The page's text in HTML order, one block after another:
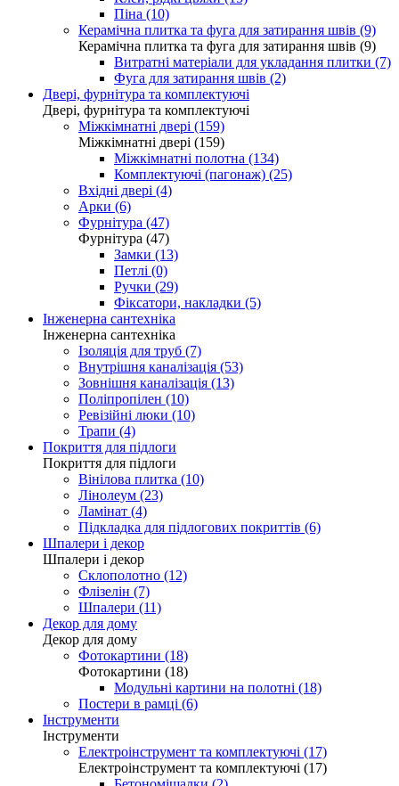
Піна (10)
Керамічна плитка та фуга для затирання швів (9)
Керамічна плитка та фуга для затирання швів (9)
Витратні матеріали для укладання плитки (7)
Фуга для затирання швів (2)
Двері, фурнітура та комплектуючі
Двері, фурнітура та комплектуючі
Міжкімнатні двері (159)
Міжкімнатні двері (159)
Міжкімнатні полотна (134)
Комплектуючі (пагонаж) (25)
Вхідні двері (4)
Арки (6)
Фурнітура (47)
Фурнітура (47)
Замки (13)
Петлі (0)
Ручки (29)
Фіксатори, накладки (5)
Інженерна сантехніка
Інженерна сантехніка
Ізоляція для труб (7)
Внутрішня каналізація (53)
Зовнішня каналізація (13)
Поліпропілен (10)
Ревізійні люки (10)
Трапи (4)
Покриття для підлоги
Покриття для підлоги
Вінілова плитка (10)
Лінолеум (23)
Ламінат (4)
Підкладка для підлогових покриттів (6)
Шпалери і декор
Шпалери і декор
Склополотно (12)
Флізелін (7)
Шпалери (11)
Декор для дому
Декор для дому
Фотокартини (18)
Фотокартини (18)
Модульні картини на полотні (18)
Постери в рамці (6)
Інструменти
Інструменти
Електроінструмент та комплектуючі (17)
Електроінструмент та комплектуючі (17)